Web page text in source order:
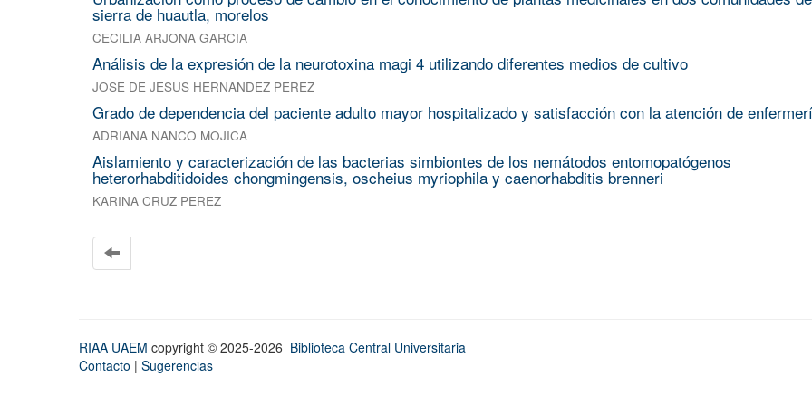
sierra de huautla, morelos
CECILIA ARJONA GARCIA
Análisis de la expresión de la neurotoxina magi 4 utilizando diferentes medios de cultivo
JOSE DE JESUS HERNANDEZ PEREZ
Grado de dependencia del paciente adulto mayor hospitalizado y satisfacción con la atención de
ADRIANA NANCO MOJICA
Aislamiento y caracterización de las bacterias simbiontes de los nemátodos entomopatógenos
heterorhabditidoides chongmingensis, oscheius myriophila y caenorhabditis brenneri
KARINA CRUZ PEREZ
RIAA UAEM copyright © 2025-2026 Biblioteca Central Universitaria
Contacto | Sugerencias